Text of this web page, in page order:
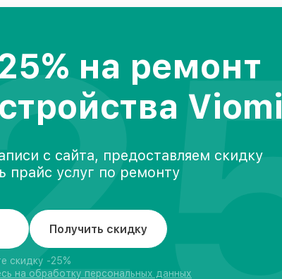
на ремонт
Viomi
с сайта, предоставляем скидку
прайс услуг по ремонту
Получить скидку
скидку -25%
на обработку персональных данных